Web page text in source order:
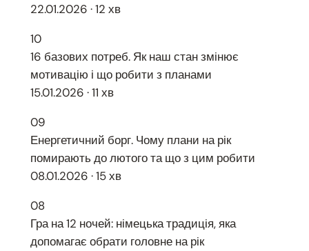
22.01.2026 · 12 хв
10
16 базових потреб. Як наш стан змінює
мотивацію і що робити з планами
15.01.2026 · 11 хв
09
Енергетичний борг. Чому плани на рік
помирають до лютого та що з цим робити
08.01.2026 · 15 хв
08
Гра на 12 ночей: німецька традиція, яка
допомагає обрати головне на рік